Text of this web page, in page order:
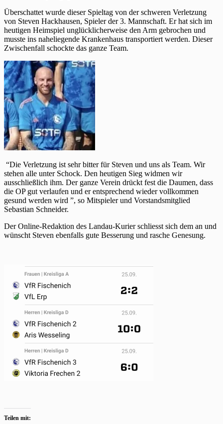
Überschattet wurde dieser Spieltag von der schweren Verletzung
von Steven Hackhausen, Spieler der 3. Mannschaft. Er hat sich im
heutigen Heimspiel unglücklicherweise den Arm gebrochen und
musste ins naheliegende Krankenhaus transportiert werden. Dieser
Zwischenfall schockte das ganze Team.
“Die Verletzung ist sehr bitter für Steven und uns als Team. Wir
stehen alle unter Schock. Den heutigen Sieg widmen wir
ausschließlich ihm. Der ganze Verein drückt fest die Daumen, dass
die OP gut verlaufen und er entsprechend wieder vollkommen
gesund werden wird ”, so Mitspieler und Vorstandsmitglied
Sebastian Schneider.
Der Online-Redaktion des Landau-Kurier schliesst sich dem an und
wünscht Steven ebenfalls gute Besserung und rasche Genesung.
Teilen mit: